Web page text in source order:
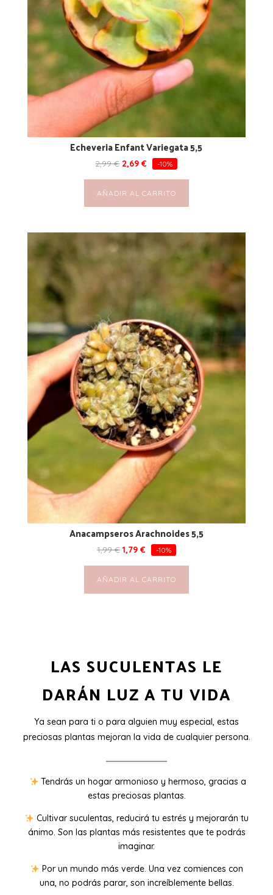
Echeveria Enfant Variegata 5,5
2,99€ 2,69€ -10%
AÑADIR AL CARRITO
Anacampseros Arachnoides 5,5
1,99€ 1,79 € -10%
AÑADIR AL CARRITO
LAS SUCULENTAS LE
DARÁN LUZ A TU VIDA
Ya sean para ti o para alguien muy especial, estas
preciosas plantas mejoran la vida de cualquier persona.
Tendrás un hogar armonioso y hermoso, gracias a
estas preciosas plantas.
Cultivar suculentas, reducirá tu estrés y mejorarán tu
ánimo. Son las plantas más resistentes que te podrás
imaginar.
Por un mundo más verde. Una vez comiences con
una, no podrás parar, son increíblemente bellas.